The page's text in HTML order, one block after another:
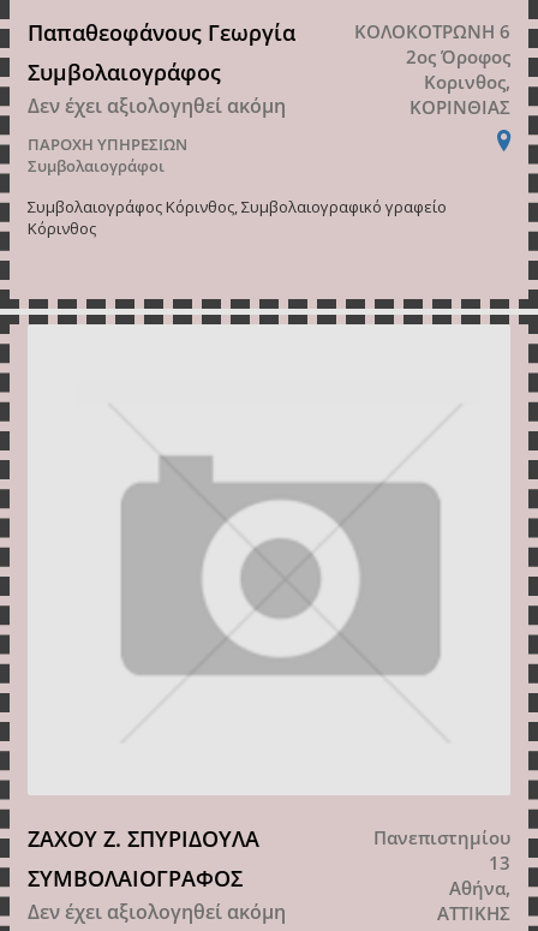
Παπαθεοφάνους Γεωργία
Συμβολαιογράφος
Δεν έχει αξιολογηθεί ακόμη
ΠΑΡΟΧΗ ΥΠΗΡΕΣΙΩΝ
Συμβολαιογράφοι
ΚΟΛΟΚΟΤΡΩΝΗ 6
2ος Όροφος
Κορινθος,
ΚΟΡΙΝΘΙΑΣ
Συμβολαιογράφος Κόρινθος, Συμβολαιογραφικό γραφείο
Κόρινθος
ΖΑΧΟΥ Ζ. ΣΠΥΡΙΔΟΥΛΑ
ΣΥΜΒΟΛΑΙΟΓΡΑΦΟΣ
Δεν έχει αξιολογηθεί ακόμη
Πανεπιστημίου
13
Αθήνα,
ΑΤΤΙΚΗΣ